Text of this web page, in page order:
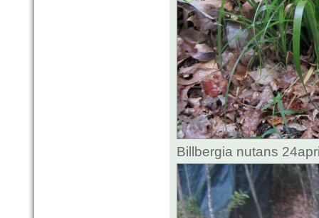
Billbergia nutans